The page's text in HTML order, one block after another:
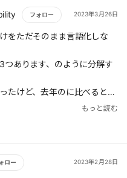
ケーションが成り立たない。
能性のある言葉は丁寧に定義
ってもらったうえで本題に入
定義」だ。「話にかかる時
うえでの前提」「話をする目
いずれかが不明確であると、
度差が出てきてしまう。聞き
かをあらかじめ定義してしま
フォロー 2023年3月26日
をただそのまま言語化しな
つあります、のように分解す
たけど、去年のに比べるとと
もっと読む
ロー 2023年2月28日